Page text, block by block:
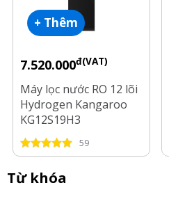
+ Thêm
7.520.000đ(VAT)
Máy lọc nước RO 12 lõi
Hydrogen Kangaroo
KG12S19H3
59
Từ khóa